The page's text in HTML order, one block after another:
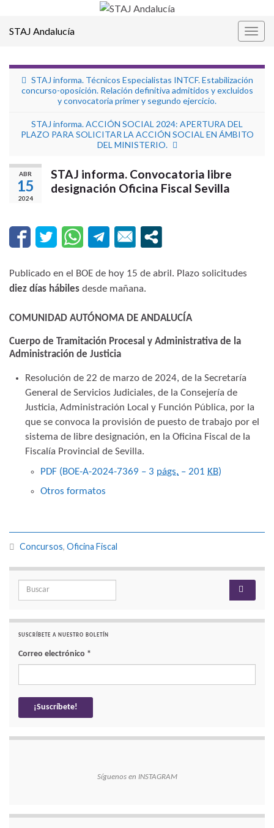
STAJ Andalucía
STAJ informa. Técnicos Especialistas INTCF. Estabilización
concurso-oposición. Relación definitiva admitidos y excluidos
y convocatoria primer y segundo ejercicio.
STAJ informa. ACCIÓN SOCIAL 2024: APERTURA DEL
PLAZO PARA SOLICITAR LA ACCIÓN SOCIAL EN ÁMBITO
DEL MINISTERIO.
ABR
15
2024
STAJ informa. Convocatoria libre
designación Oficina Fiscal Sevilla
Publicado en el BOE de hoy 15 de abril. Plazo solicitudes
diez días hábiles desde mañana.
COMUNIDAD AUTÓNOMA DE ANDALUCÍA
Cuerpo de Tramitación Procesal y Administrativa de la
Administración de Justicia
Resolución de 22 de marzo de 2024, de la Secretaría
General de Servicios Judiciales, de la Consejería de
Justicia, Administración Local y Función Pública, por la
que se convoca la provisión de puesto de trabajo por el
sistema de libre designación, en la Oficina Fiscal de la
Fiscalía Provincial de Sevilla.
PDF (BOE-A-2024-7369 – 3 págs. – 201 KB)
Otros formatos
Concursos, Oficina Fiscal
Search for:
SUSCRÍBETE A NUESTRO BOLETÍN
Correo electrónico *
Síguenos en INSTAGRAM